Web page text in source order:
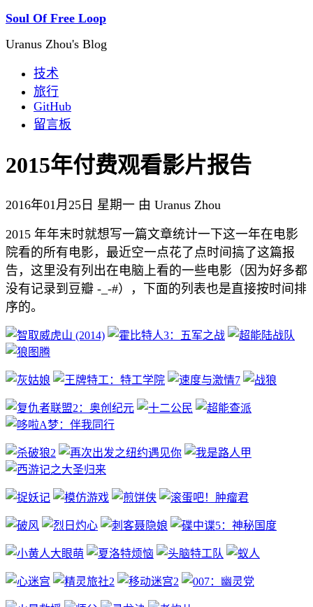
Soul Of Free Loop
Uranus Zhou's Blog
技术
旅行
GitHub
留言板
2015年付费观看影片报告
2016年01月25日 星期一 由 Uranus Zhou
2015 年年末时就想写一篇文章统计一下这一年在电影
院看的所有电影，最近空一点花了点时间搞了这篇报
告，这里没有列出在电脑上看的一些电影（因为好多都
没有记录到豆瓣 -_-#），下面的列表也是直接按时间排
序的。